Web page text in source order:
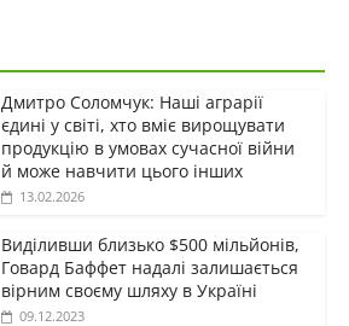
Дмитро Соломчук: Наші аграрії
єдині у світі, хто вміє вирощувати
продукцію в умовах сучасної війни
й може навчити цього інших
13.02.2026
Виділивши близько $500 мільйонів,
Говард Баффет надалі залишається
вірним своєму шляху в Україні
09.12.2023